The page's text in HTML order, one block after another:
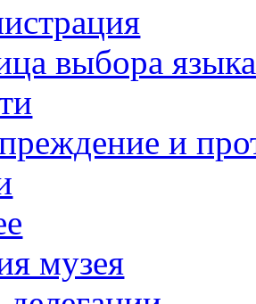
выбора языка
и
музея